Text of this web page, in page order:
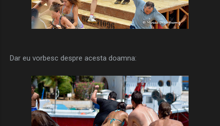
Dar eu vorbesc despre acesta doamna: